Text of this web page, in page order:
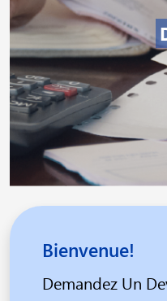
Bienvenue!
Demandez Un